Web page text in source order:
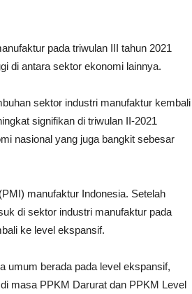
pada triwulan III tahun 2021
di antara sektor ekonomi lainnya.
sektor industri manufaktur kembali
signifikan di triwulan II-2021
nasional yang juga bangkit sebesar
manufaktur Indonesia. Setelah
di sektor industri manufaktur pada
ke level ekspansif.
umum berada pada level ekspansif,
masa PPKM Darurat dan PPKM Level